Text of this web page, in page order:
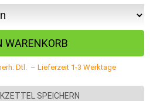
Dtl. – Lieferzeit 1-3 Werktage
SPEICHERN